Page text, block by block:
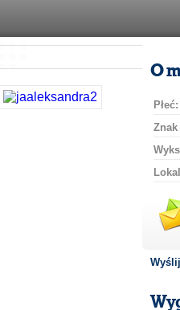
O
Płeć: